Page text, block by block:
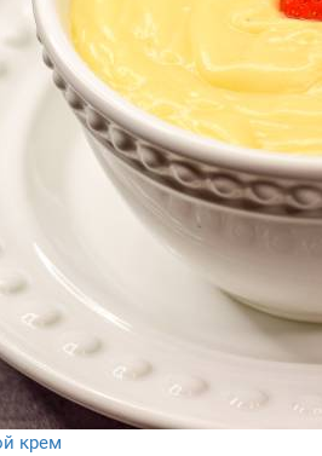
крем